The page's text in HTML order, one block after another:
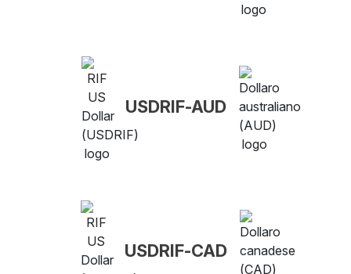
USDRIF-AUD
USDRIF-CAD